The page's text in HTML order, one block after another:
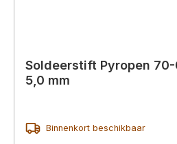
Soldeerstift Pyropen
5,0 mm
Binnenkort beschikbaar